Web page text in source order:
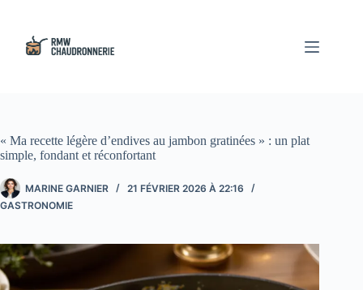
contenu
« Ma recette légère d’endives au jambon gratinées » : un plat
simple, fondant et réconfortant
MARINE GARNIER
21 FÉVRIER 2026 À 22:16
GASTRONOMIE